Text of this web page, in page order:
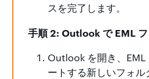
スを完了します。
手順 2: Outlook で EML フ
Outlook を開き、EML
ートする新しいフォル